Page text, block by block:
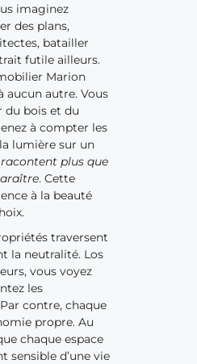
imaginez
des plans,
batailler
futile ailleurs.
Marion
aucun autre. Vous
du bois et du
à compter les
lumière sur un
racontent plus que
. Cette
à la beauté
traversent
la neutralité. Los
vous voyez
les
contre, chaque
propre. Au
chaque espace
sensible d’une vie